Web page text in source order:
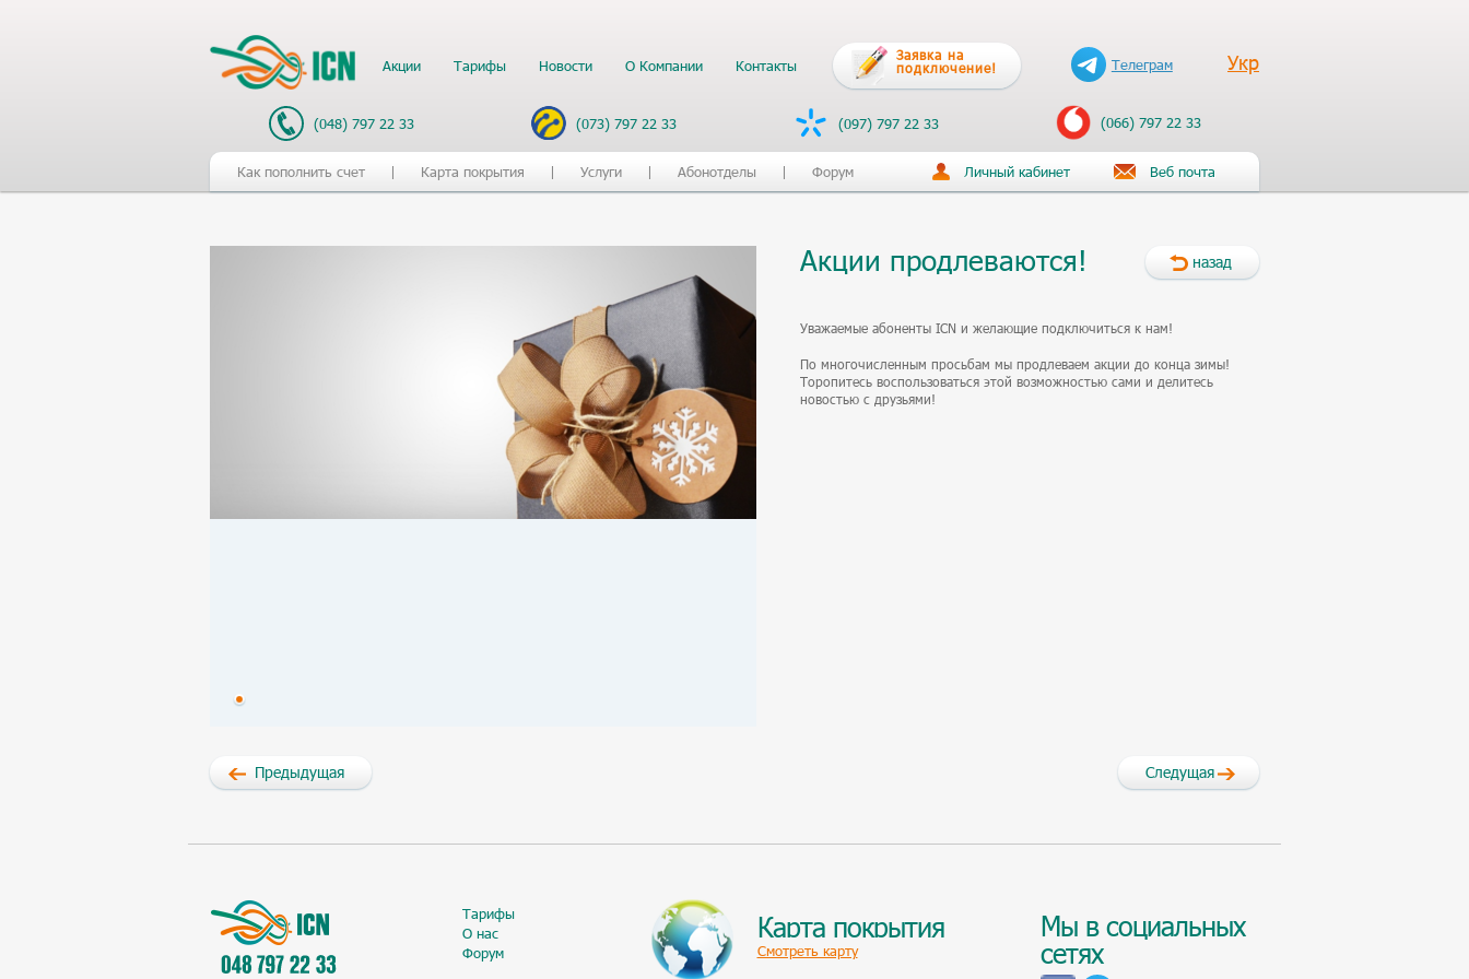
Акции Тарифы Новости О Компании Контакты
Заявка на
подключение!
Телеграм Укр
(048) 797 22 33 (073) 797 22 33 (097) 797 22 33 (066) 797 22 33
Как пополнить счет Карта покрытия Услуги Абонотделы Форум Личный кабинет Веб почта
Акции продлеваются! назад
Уважаемые абоненты ICN и желающие подключиться к нам!
По многочисленным просьбам мы продлеваем акции до конца зимы!
Торопитесь воспользоваться этой возможностью сами и делитесь
новостью с друзьями!
Предыдущая Следущая
Тарифы
О нас
Форум
Карта покрытия
Смотреть карту
Мы в социальных
сетях